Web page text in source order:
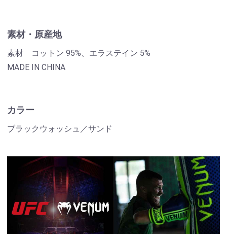
素材・原産地
素材 コットン 95%、エラステイン 5%
MADE IN CHINA
カラー
ブラックウォッシュ／サンド